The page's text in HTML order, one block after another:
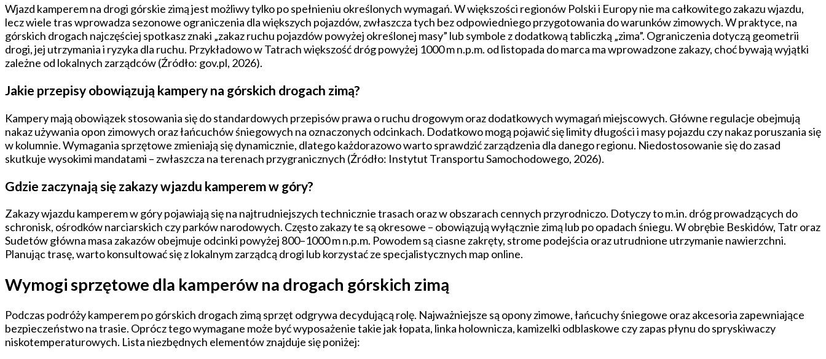
Wjazd kamperem na drogi górskie zimą jest możliwy tylko po spełnieniu określonych wymagań. W większości regionów Polski i Europy nie ma całkowitego zakazu wjazdu,
lecz wiele tras wprowadza sezonowe ograniczenia dla większych pojazdów, zwłaszcza tych bez odpowiedniego przygotowania do warunków zimowych. W praktyce, na
górskich drogach najczęściej spotkasz znaki „zakaz ruchu pojazdów powyżej określonej masy” lub symbole z dodatkową tabliczką „zima”. Ograniczenia dotyczą geometrii
drogi, jej utrzymania i ryzyka dla ruchu. Przykładowo w Tatrach większość dróg powyżej 1000 m n.p.m. od listopada do marca ma wprowadzone zakazy, choć bywają wyjątki
zależne od lokalnych zarządców (Źródło: gov.pl, 2026).
Jakie przepisy obowiązują kampery na górskich drogach zimą?
Kampery mają obowiązek stosowania się do standardowych przepisów prawa o ruchu drogowym oraz dodatkowych wymagań miejscowych. Główne regulacje obejmują
nakaz używania opon zimowych oraz łańcuchów śniegowych na oznaczonych odcinkach. Dodatkowo mogą pojawić się limity długości i masy pojazdu czy nakaz poruszania się
w kolumnie. Wymagania sprzętowe zmieniają się dynamicznie, dlatego każdorazowo warto sprawdzić zarządzenia dla danego regionu. Niedostosowanie się do zasad
skutkuje wysokimi mandatami – zwłaszcza na terenach przygranicznych (Źródło: Instytut Transportu Samochodowego, 2026).
Gdzie zaczynają się zakazy wjazdu kamperem w góry?
Zakazy wjazdu kamperem w góry pojawiają się na najtrudniejszych technicznie trasach oraz w obszarach cennych przyrodniczo. Dotyczy to m.in. dróg prowadzących do
schronisk, ośrodków narciarskich czy parków narodowych. Często zakazy te są okresowe – obowiązują wyłącznie zimą lub po opadach śniegu. W obrębie Beskidów, Tatr oraz
Sudetów główna masa zakazów obejmuje odcinki powyżej 800–1000 m n.p.m. Powodem są ciasne zakręty, strome podejścia oraz utrudnione utrzymanie nawierzchni.
Planując trasę, warto konsultować się z lokalnym zarządcą drogi lub korzystać ze specjalistycznych map online.
Wymogi sprzętowe dla kamperów na drogach górskich zimą
Podczas podróży kamperem po górskich drogach zimą sprzęt odgrywa decydującą rolę. Najważniejsze są opony zimowe, łańcuchy śniegowe oraz akcesoria zapewniające
bezpieczeństwo na trasie. Oprócz tego wymagane może być wyposażenie takie jak łopata, linka holownicza, kamizelki odblaskowe czy zapas płynu do spryskiwaczy
niskotemperaturowych. Lista niezbędnych elementów znajduje się poniżej: